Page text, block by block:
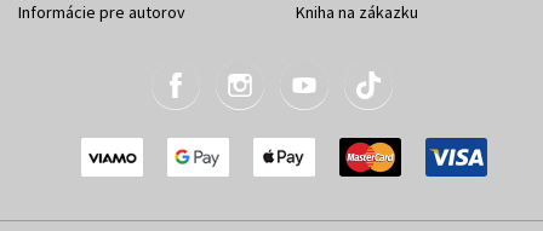
Informácie pre autorov
Kniha na zákazku